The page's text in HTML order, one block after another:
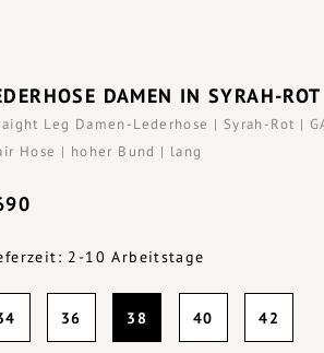
DAMEN IN SYRAH-
Leg Damen-Lederhose | Syrah-Rot |
Hose | hoher Bund | lang
2-10 Arbeitstage
36 38 40 42